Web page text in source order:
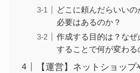
どこに頼んだらいい
必要はあるのか？
作成する目的は？な
することで何が変わる
【運営】ネットショッ